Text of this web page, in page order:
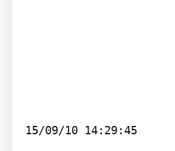
15/09/10 14:29:45